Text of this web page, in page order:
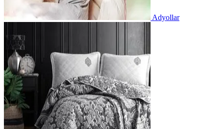
Adyollar